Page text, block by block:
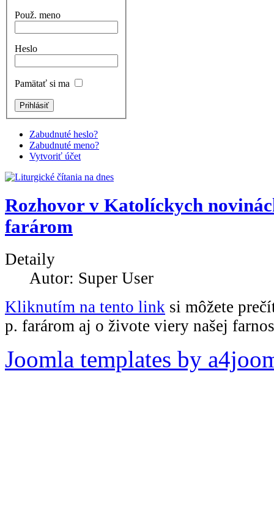
Použ. meno
Heslo
Pamätať si ma
Zabudnuté heslo?
Zabudnuté meno?
Vytvoriť účet
Rozhovor v Katolíckych
farárom
Detaily
Autor: Super User
Kliknutím na tento link si môžete
p. farárom aj o živote viery našej
Joomla templates by